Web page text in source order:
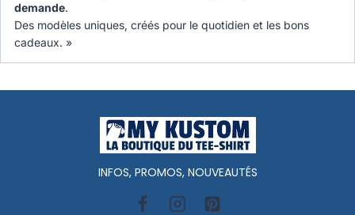
demande.
Des modèles uniques, créés pour le quotidien et les bons
cadeaux. »
INFOS, PROMOS, NOUVEAUTÉS